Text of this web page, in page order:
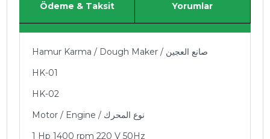
Ödeme & Taksit Yorumlar
Hamur Karma / Dough Maker / صانع العجين
HK-01
HK-02
Motor / Engine / نوع المحرك
1 Hp 1400 rpm 220 V 50Hz